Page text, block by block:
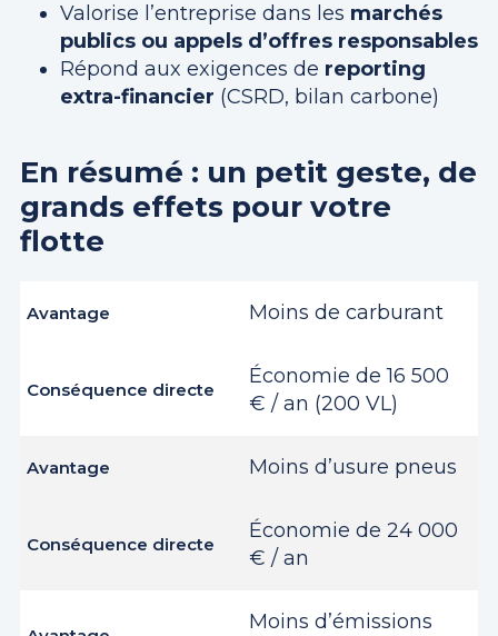
Valorise l’entreprise dans les marchés
publics ou appels d’offres responsables
Répond aux exigences de reporting
extra-financier (CSRD, bilan carbone)
En résumé : un petit geste, de
grands effets pour votre
flotte
Moins de carburant
Économie de 16 500
€ / an (200 VL)
Moins d’usure pneus
Économie de 24 000
€ / an
Moins d’émissions